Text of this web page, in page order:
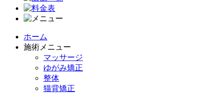
ホーム
施術メニュー
マッサージ
ゆがみ矯正
整体
猫背矯正